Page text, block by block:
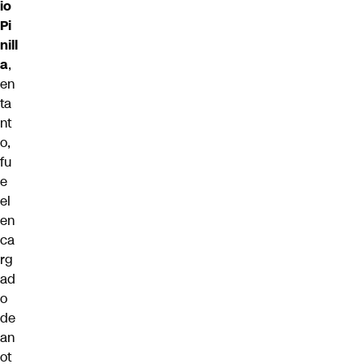
io
Pi
nill
a,
en
ta
nt
o,
fu
e
el
en
ca
rg
ad
o
de
an
ot